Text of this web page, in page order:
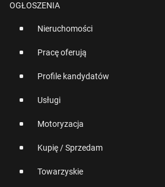
OGŁOSZENIA
Nieruchomości
Pracę oferują
Profile kandydatów
Usługi
Motoryzacja
Kupię / Sprzedam
Towarzyskie